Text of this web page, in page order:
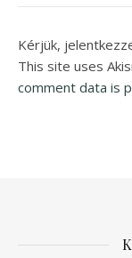
Kérjük,
This site uses
comment data is